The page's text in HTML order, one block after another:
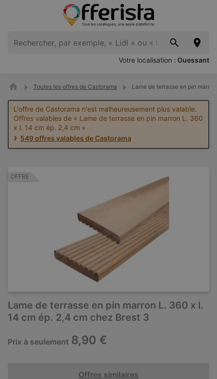
Votre localisation : Ouessant
Toutes les offres de Castorama Lame de terrasse en pin
L'offre de Castorama n'est malheureusement plus valable.
Offres valables de « Lame de terrasse en pin marron L. 360
x l. 14 cm ép. 2,4 cm »
549 offres valables de Castorama
OFFRE
Lame de terrasse en pin marron L. 360 x l.
14 cm ép. 2,4 cm chez Brest 3
Prix à seulement 8,90 €
Offres similaires